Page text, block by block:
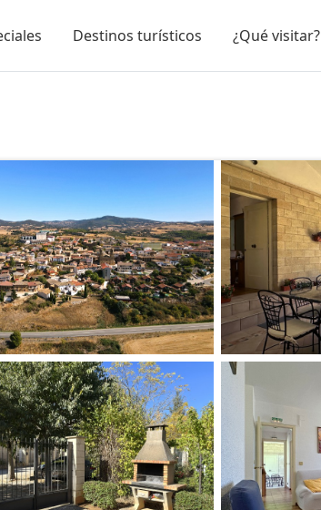
Destinos turísticos ¿Qué visitar?